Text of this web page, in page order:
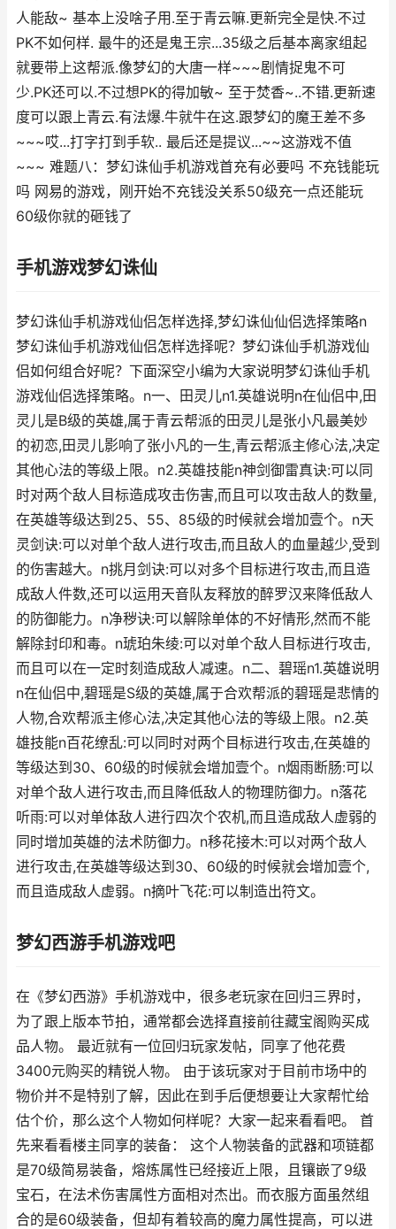
人能敌~ 基本上没啥子用.至于青云嘛.更新完全是快.不过
PK不如何样. 最牛的还是鬼王宗...35级之后基本离家组起
就要带上这帮派.像梦幻的大唐一样~~~剧情捉鬼不可
少.PK还可以.不过想PK的得加敏~ 至于焚香~..不错.更新速
度可以跟上青云.有法爆.牛就牛在这.跟梦幻的魔王差不多
~~~哎...打字打到手软.. 最后还是提议...~~这游戏不值
~~~ 难题八：梦幻诛仙手机游戏首充有必要吗 不充钱能玩
吗 网易的游戏，刚开始不充钱没关系50级充一点还能玩
60级你就的砸钱了
手机游戏梦幻诛仙
梦幻诛仙手机游戏仙侣怎样选择,梦幻诛仙仙侣选择策略n
梦幻诛仙手机游戏仙侣怎样选择呢？梦幻诛仙手机游戏仙
侣如何组合好呢？下面深空小编为大家说明梦幻诛仙手机
游戏仙侣选择策略。n一、田灵儿n1.英雄说明n在仙侣中,田
灵儿是B级的英雄,属于青云帮派的田灵儿是张小凡最美妙
的初恋,田灵儿影响了张小凡的一生,青云帮派主修心法,决定
其他心法的等级上限。n2.英雄技能n神剑御雷真诀:可以同
时对两个敌人目标造成攻击伤害,而且可以攻击敌人的数量,
在英雄等级达到25、55、85级的时候就会增加壹个。n天
灵剑诀:可以对单个敌人进行攻击,而且敌人的血量越少,受到
的伤害越大。n挑月剑诀:可以对多个目标进行攻击,而且造
成敌人件数,还可以运用天音队友释放的醉罗汉来降低敌人
的防御能力。n净秽诀:可以解除单体的不好情形,然而不能
解除封印和毒。n琥珀朱绫:可以对单个敌人目标进行攻击,
而且可以在一定时刻造成敌人减速。n二、碧瑶n1.英雄说明
n在仙侣中,碧瑶是S级的英雄,属于合欢帮派的碧瑶是悲情的
人物,合欢帮派主修心法,决定其他心法的等级上限。n2.英
雄技能n百花缭乱:可以同时对两个目标进行攻击,在英雄的
等级达到30、60级的时候就会增加壹个。n烟雨断肠:可以
对单个敌人进行攻击,而且降低敌人的物理防御力。n落花
听雨:可以对单体敌人进行四次个农机,而且造成敌人虚弱的
同时增加英雄的法术防御力。n移花接木:可以对两个敌人
进行攻击,在英雄等级达到30、60级的时候就会增加壹个,
而且造成敌人虚弱。n摘叶飞花:可以制造出符文。
梦幻西游手机游戏吧
在《梦幻西游》手机游戏中，很多老玩家在回归三界时，
为了跟上版本节拍，通常都会选择直接前往藏宝阁购买成
品人物。 最近就有一位回归玩家发帖，同享了他花费
3400元购买的精锐人物。 由于该玩家对于目前市场中的
物价并不是特别了解，因此在到手后便想要让大家帮忙给
估个价，那么这个人物如何样呢？大家一起来看看吧。 首
先来看看楼主同享的装备： 这个人物装备的武器和项链都
是70级简易装备，熔炼属性已经接近上限，且镶嵌了9级
宝石，在法术伤害属性方面相对杰出。而衣服方面虽然组
合的是60级装备，但却有着较高的魔力属性提高，可以进